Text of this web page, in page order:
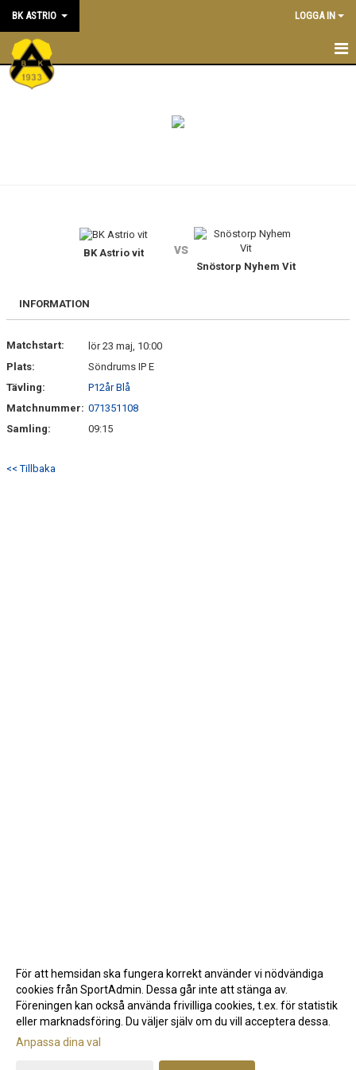
BK ASTRIO LOGGA IN
HEM
STÖTTA BK ASTRIO
TRYGG I ASTRIO
BK ASTRIO LOPPIS & CAFÉ
ASTRIOSHOPEN
BK Astrio vit vs
Snöstorp Nyhem Vit
INFORMATION
Matchstart:
lör 23 maj, 10:00
Plats:
Söndrums IP E
Tävling:
P12år Blå
Matchnummer: 071351108
Samling:
09:15
<< Tillbaka
Gå till Webbversion
För att hemsidan ska fungera korrekt använder vi nödvändiga
cookies från SportAdmin. Dessa går inte att stänga av.
Föreningen kan också använda frivilliga cookies, t.ex. för statistik
eller marknadsföring. Du väljer själv om du vill acceptera dessa.
Anpassa dina val